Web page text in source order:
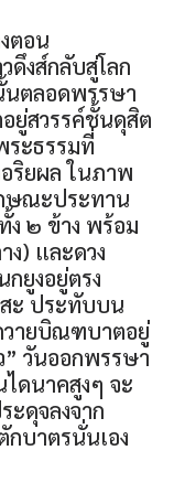
ตอน
ดึงส์กลับสู่โลก
นตลอดพรรษา
ยู่สวรรค์ชั้นดุสิต
ระธรรมที่
ริยผล ในภาพ
ษณะประทาน
ง ๒ ข้าง พร้อม
ง) และดวง
ยูงอยู่ตรง
สะ ประทับบน
วายบิณฑบาตอยู่
” วันออกพรรษา
ดนาคสูงๆ จะ
ดุจลงจาก
บาตรนั่นเอง